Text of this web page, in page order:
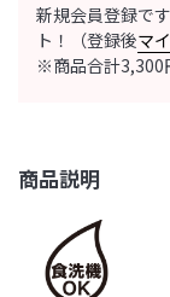
新規会員登録で
ト！（登録後マ
※商品合計3,300
商品説明